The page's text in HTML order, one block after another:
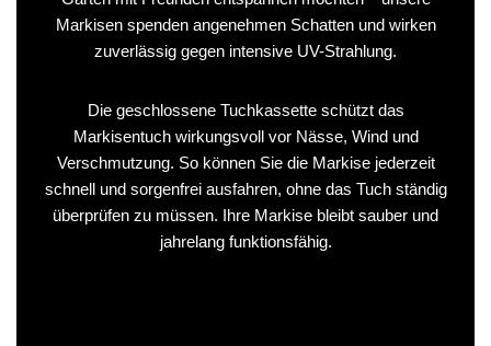
Markisen spenden angenehmen Schatten und wirken
zuverlässig gegen intensive UV-Strahlung.
Die geschlossene Tuchkassette schützt das
Markisentuch wirkungsvoll vor Nässe, Wind und
Verschmutzung. So können Sie die Markise jederzeit
schnell und sorgenfrei ausfahren, ohne das Tuch ständig
überprüfen zu müssen. Ihre Markise bleibt sauber und
jahrelang funktionsfähig.